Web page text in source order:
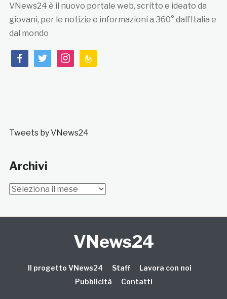
VNews24 è il nuovo portale web, scritto e ideato da
giovani, per le notizie e informazioni a 360° dall’Italia e
dal mondo
facebooktwitterinstagramfeedburner
Tweets by VNews24
Archivi
Archivi
VNews24
Il progetto VNews24 Staff
Lavora con noi
Pubblicità
Contatti